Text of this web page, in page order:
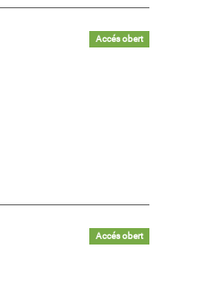
Accés obert
Accés obert